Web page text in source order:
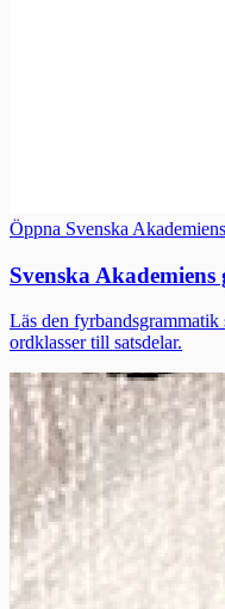
Öppna Svenska
Svenska
Läs den
ordklasser till satsdelar.